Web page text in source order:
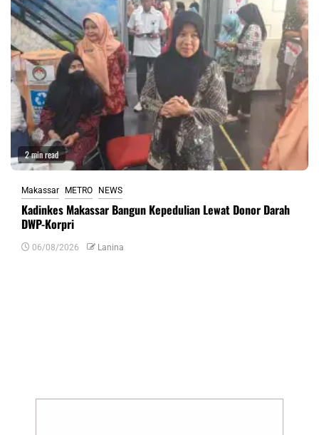
2 min read
Makassar METRO NEWS
Kadinkes Makassar Bangun Kepedulian Lewat Donor Darah
DWP-Korpri
06/08/2026 Lanina